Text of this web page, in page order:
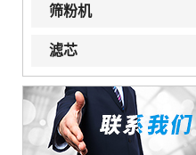
筛粉机
滤芯